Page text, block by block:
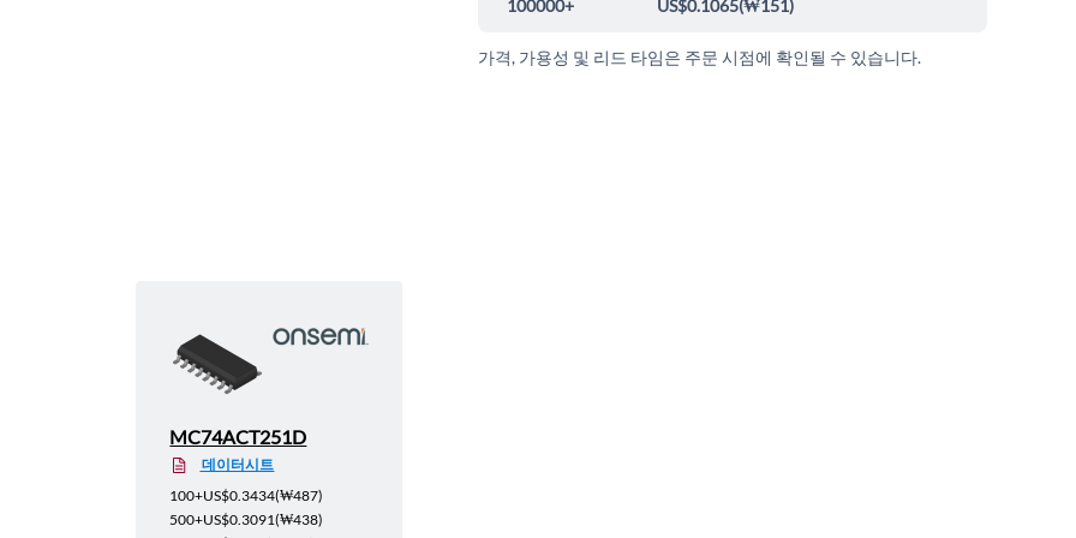
100000+ US$0.1065(₩151)
가격, 가용성 및 리드 타임은 주문 시점에 확인될 수 있습니다.
MC74ACT251D
데이터시트
100+US$0.3434(₩487)
500+US$0.3091(₩438)